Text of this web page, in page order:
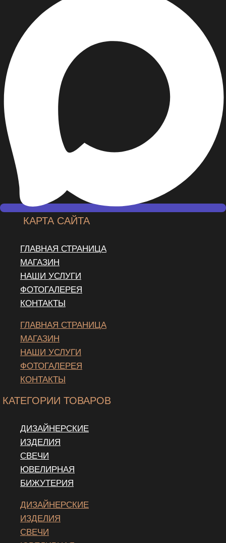
КАРТА САЙТА
ГЛАВНАЯ СТРАНИЦА
МАГАЗИН
НАШИ УСЛУГИ
ФОТОГАЛЕРЕЯ
КОНТАКТЫ
ГЛАВНАЯ СТРАНИЦА
МАГАЗИН
НАШИ УСЛУГИ
ФОТОГАЛЕРЕЯ
КОНТАКТЫ
КАТЕГОРИИ ТОВАРОВ
ДИЗАЙНЕРСКИЕ
ИЗДЕЛИЯ
СВЕЧИ
ЮВЕЛИРНАЯ
БИЖУТЕРИЯ
ДИЗАЙНЕРСКИЕ
ИЗДЕЛИЯ
СВЕЧИ